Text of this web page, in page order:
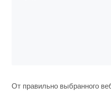
От правильно выбранного